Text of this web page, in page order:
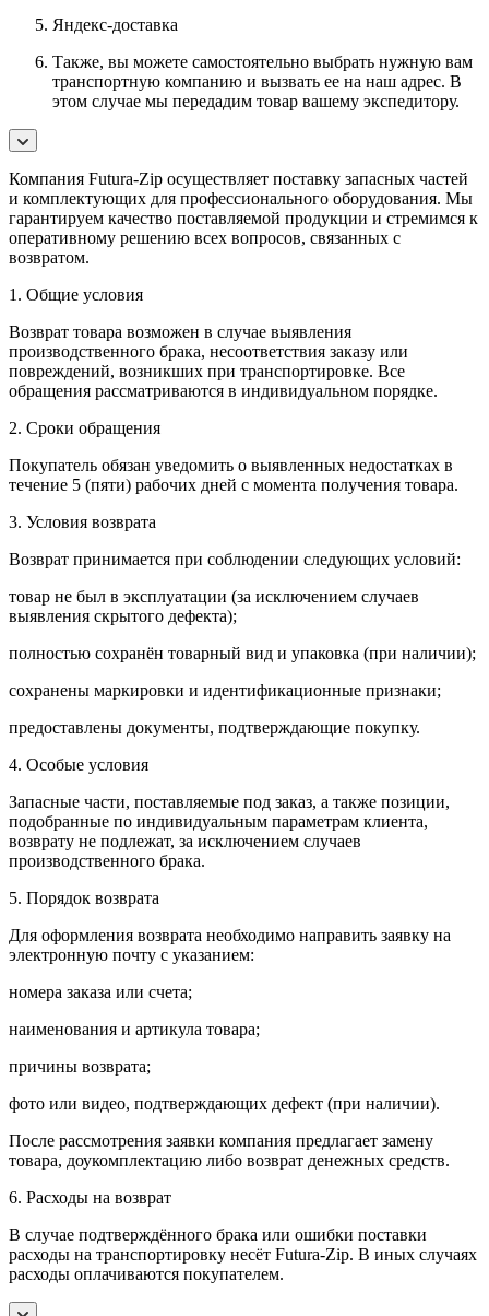
Яндекс-доставка
Также, вы можете самостоятельно выбрать нужную вам
транспортную компанию и вызвать ее на наш адрес. В
этом случае мы передадим товар вашему экспедитору.
Компания Futura-Zip осуществляет поставку запасных частей
и комплектующих для профессионального оборудования. Мы
гарантируем качество поставляемой продукции и стремимся к
оперативному решению всех вопросов, связанных с
возвратом.
1. Общие условия
Возврат товара возможен в случае выявления
производственного брака, несоответствия заказу или
повреждений, возникших при транспортировке. Все
обращения рассматриваются в индивидуальном порядке.
2. Сроки обращения
Покупатель обязан уведомить о выявленных недостатках в
течение 5 (пяти) рабочих дней с момента получения товара.
3. Условия возврата
Возврат принимается при соблюдении следующих условий:
товар не был в эксплуатации (за исключением случаев
выявления скрытого дефекта);
полностью сохранён товарный вид и упаковка (при наличии);
сохранены маркировки и идентификационные признаки;
предоставлены документы, подтверждающие покупку.
4. Особые условия
Запасные части, поставляемые под заказ, а также позиции,
подобранные по индивидуальным параметрам клиента,
возврату не подлежат, за исключением случаев
производственного брака.
5. Порядок возврата
Для оформления возврата необходимо направить заявку на
электронную почту с указанием:
номера заказа или счета;
наименования и артикула товара;
причины возврата;
фото или видео, подтверждающих дефект (при наличии).
После рассмотрения заявки компания предлагает замену
товара, доукомплектацию либо возврат денежных средств.
6. Расходы на возврат
В случае подтверждённого брака или ошибки поставки
расходы на транспортировку несёт Futura-Zip. В иных случаях
расходы оплачиваются покупателем.